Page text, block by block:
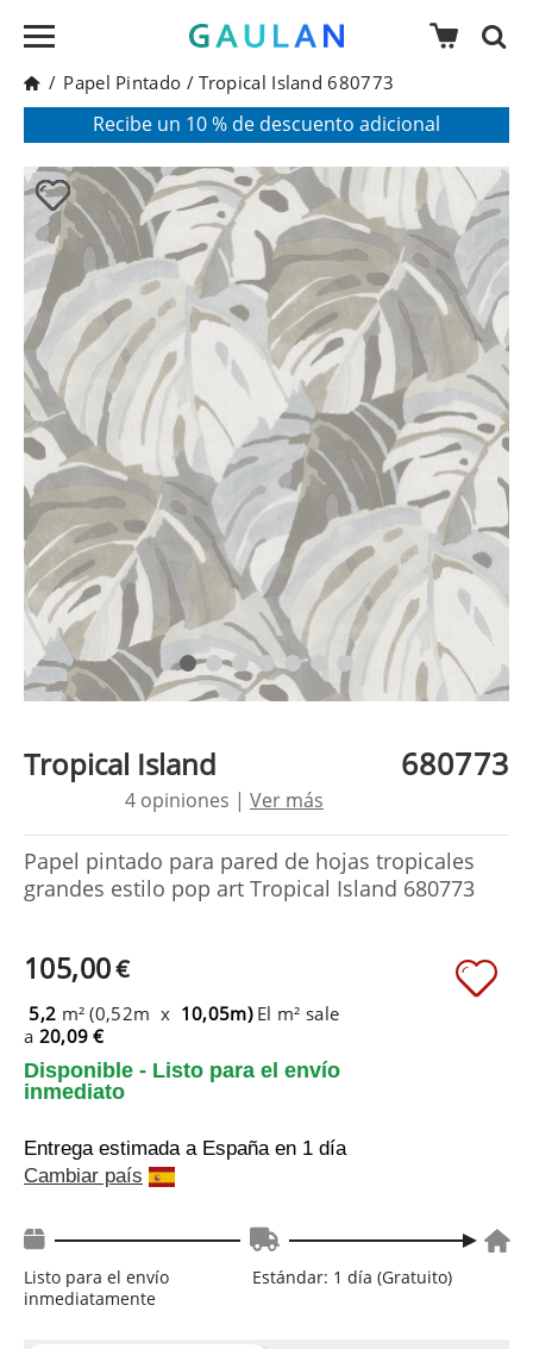
/ Papel Pintado / Tropical Island 680773
Pon en tu cesta el código: AGOSTO2026
Recibe un 10 % de descuento adicional
* Válido para pedidos superiores a 120€
Tropical Island 680773
4 opiniones | Ver más
Papel pintado para pared de hojas tropicales
grandes estilo pop art Tropical Island 680773
105,00€
5,2 m² (0,52m x 10,05m) El m² sale
a 20,09 €
Disponible - Listo para el envío
inmediato
Entrega estimada a España en 1 día
Cambiar país
Listo para el envío
inmediatamente
Estándar: 1 día (Gratuito)